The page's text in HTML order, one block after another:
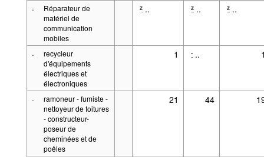
·
Réparateur de
matériel de
communication
mobiles
z .. z .. z ..
·
recycleur
d'équipements
électriques et
électroniques
1 - ..
·
ramoneur - fumiste -
nettoyeur de toitures
- constructeur-
poseur de
cheminées et de
poêles
21 44